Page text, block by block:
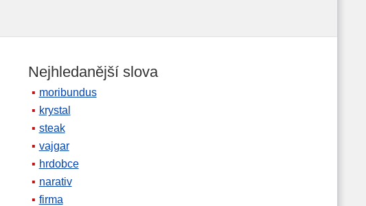
Nejhledanější slova
moribundus
krystal
steak
vajgar
hrdobce
narativ
firma